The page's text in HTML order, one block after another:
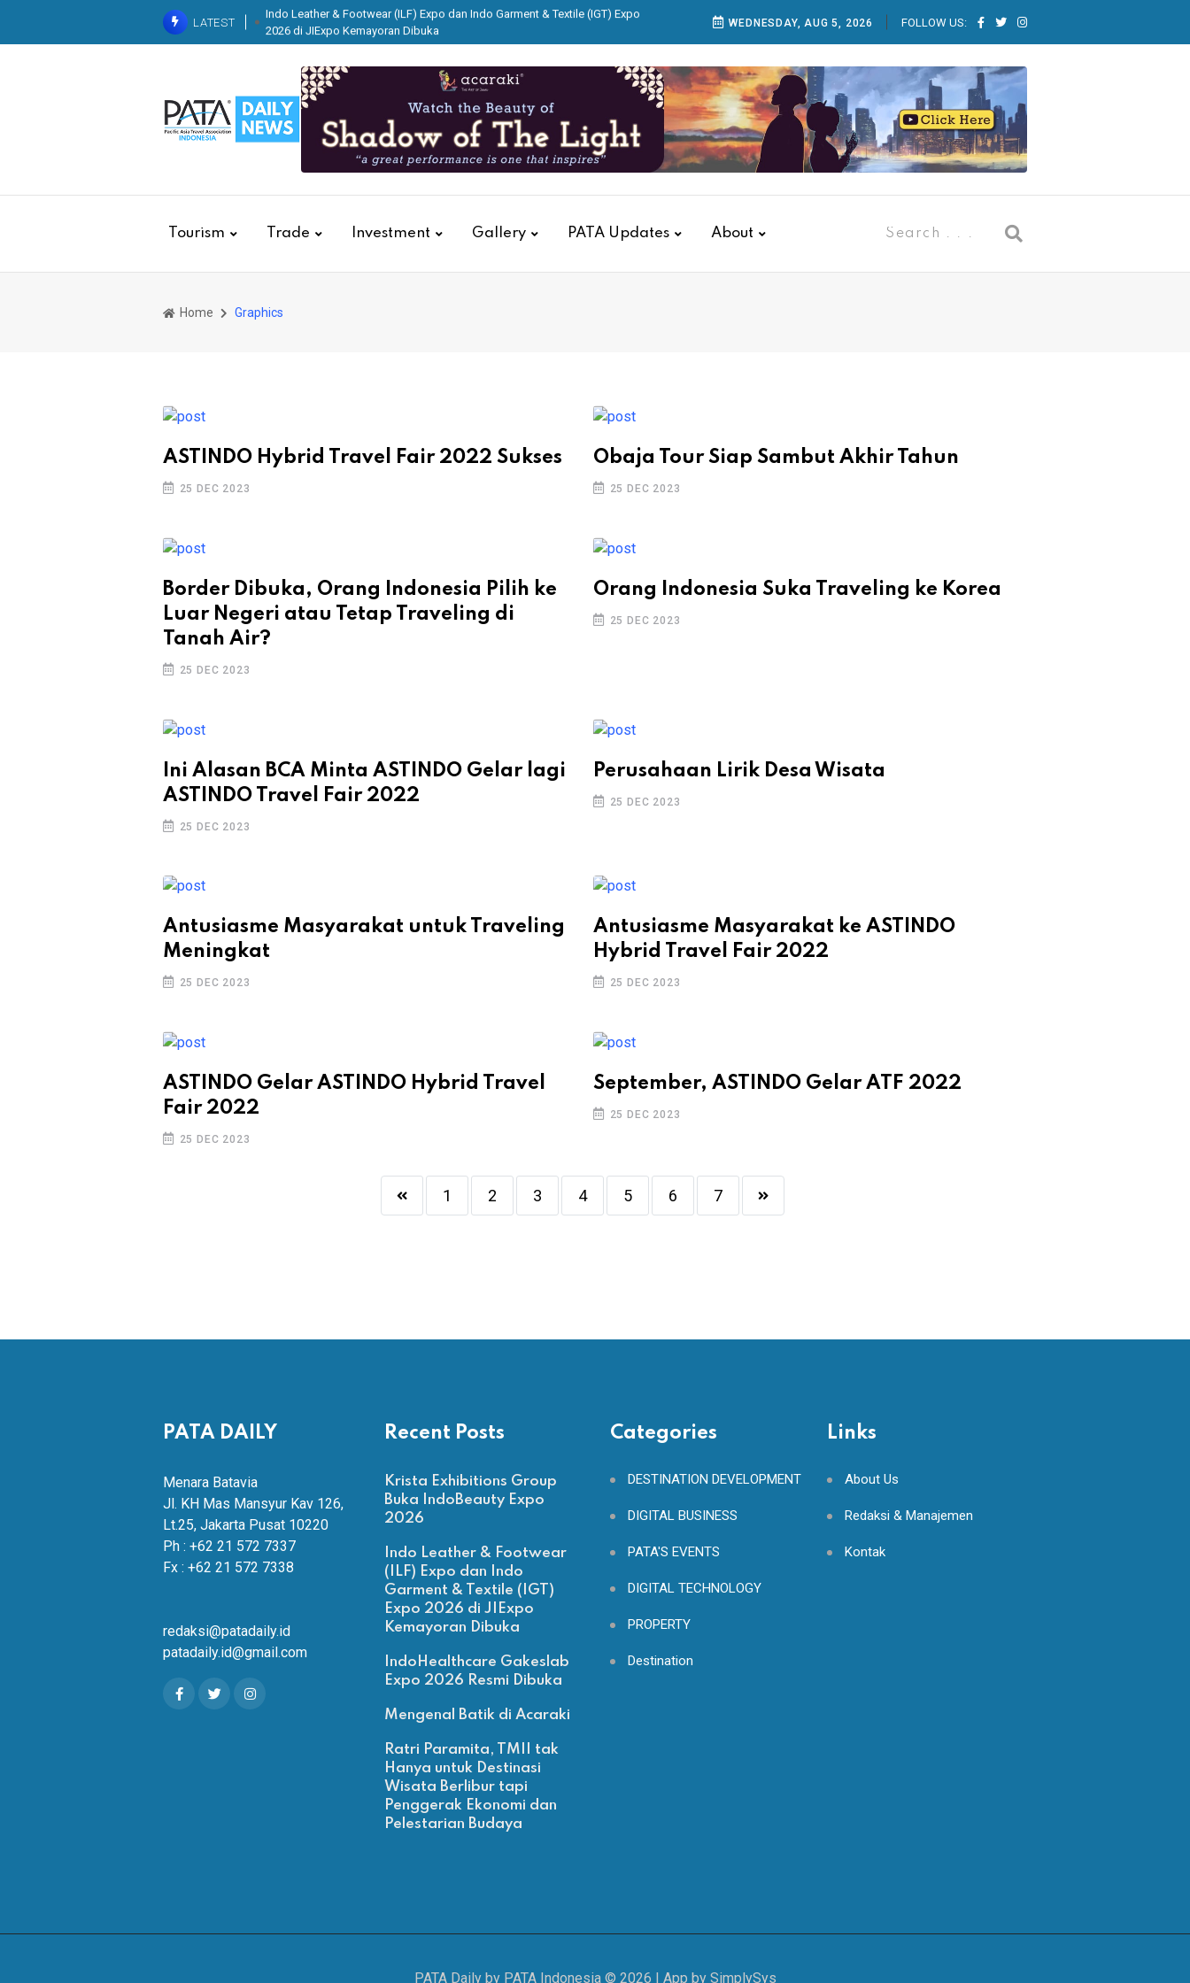
LATEST
Indo Leather & Footwear (ILF) Expo dan Indo Garment & Textile (IGT) Expo
2026 di JIExpo Kemayoran Dibuka
Mengenal Batik di Acaraki
Ratri Paramita, TMII tak Hanya untuk Destinasi Wisata Berlibur tapi Penggerak
Ekonomi dan Pelestarian Budaya
Krista Exhibitions Group Buka IndoBeauty Expo 2026
WEDNESDAY, AUG 5, 2026 FOLLOW US:
Tourism Trade Investment Gallery PATA Updates About
Home Graphics
ASTINDO Hybrid Travel Fair 2022 Sukses
25 DEC 2023
Obaja Tour Siap Sambut Akhir Tahun
25 DEC 2023
Border Dibuka, Orang Indonesia Pilih ke
Luar Negeri atau Tetap Traveling di
Tanah Air?
25 DEC 2023
Orang Indonesia Suka Traveling ke Korea
25 DEC 2023
Ini Alasan BCA Minta ASTINDO Gelar lagi
ASTINDO Travel Fair 2022
25 DEC 2023
Perusahaan Lirik Desa Wisata
25 DEC 2023
Antusiasme Masyarakat untuk Traveling
Meningkat
25 DEC 2023
Antusiasme Masyarakat ke ASTINDO
Hybrid Travel Fair 2022
25 DEC 2023
ASTINDO Gelar ASTINDO Hybrid Travel
Fair 2022
25 DEC 2023
September, ASTINDO Gelar ATF 2022
25 DEC 2023
1 2 3 4 5 6 7
PATA DAILY
Menara Batavia
Jl. KH Mas Mansyur Kav 126,
Lt.25, Jakarta Pusat 10220
Ph : +62 21 572 7337
Fx : +62 21 572 7338
redaksi@patadaily.id
patadaily.id@gmail.com
Recent Posts
Krista Exhibitions Group
Buka IndoBeauty Expo
2026
Indo Leather & Footwear
(ILF) Expo dan Indo
Garment & Textile (IGT)
Expo 2026 di JIExpo
Kemayoran Dibuka
IndoHealthcare Gakeslab
Expo 2026 Resmi Dibuka
Mengenal Batik di Acaraki
Ratri Paramita, TMII tak
Hanya untuk Destinasi
Wisata Berlibur tapi
Penggerak Ekonomi dan
Pelestarian Budaya
Categories
DESTINATION DEVELOPMENT
DIGITAL BUSINESS
PATA'S EVENTS
DIGITAL TECHNOLOGY
PROPERTY
Destination
Links
About Us
Redaksi & Manajemen
Kontak
PATA Daily by PATA Indonesia © 2026 | App by SimplySys